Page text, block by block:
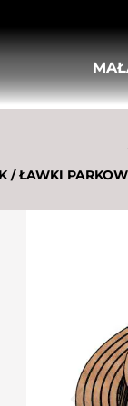
DO DRZEW
PIKNIKOWE
/ŁAWKI